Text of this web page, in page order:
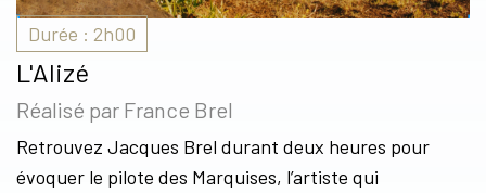
Durée : 2h00
L'Alizé
Réalisé par France Brel
Retrouvez Jacques Brel durant deux heures pour
évoquer le pilote des Marquises, l’artiste qui